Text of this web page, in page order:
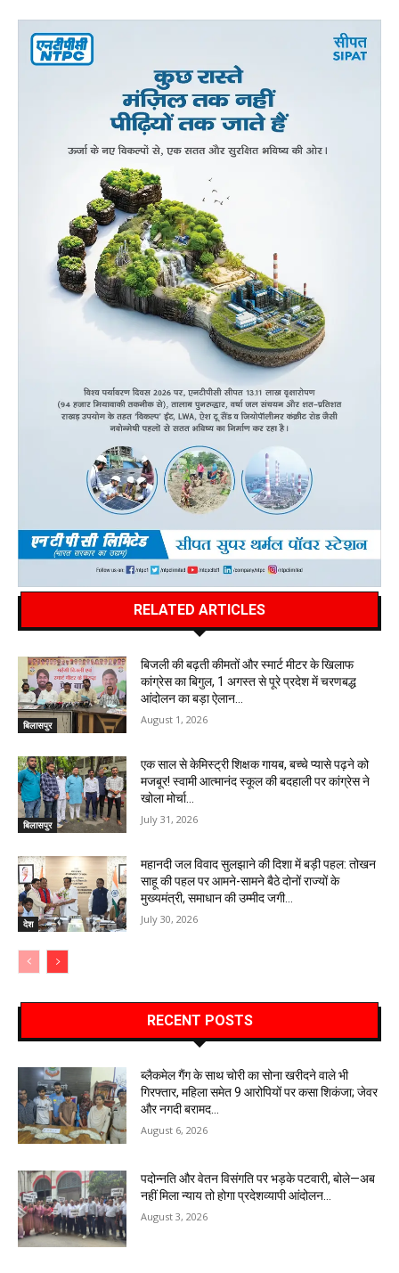
RELATED ARTICLES
बिलासपुर
बिजली की बढ़ती कीमतों और स्मार्ट मीटर के खिलाफ
कांग्रेस का बिगुल, 1 अगस्त से पूरे प्रदेश में चरणबद्ध
आंदोलन का बड़ा ऐलान…
August 1, 2026
बिलासपुर
एक साल से केमिस्ट्री शिक्षक गायब, बच्चे प्यासे पढ़ने को
मजबूर! स्वामी आत्मानंद स्कूल की बदहाली पर कांग्रेस ने
खोला मोर्चा…
July 31, 2026
देश
महानदी जल विवाद सुलझाने की दिशा में बड़ी पहल: तोखन
साहू की पहल पर आमने-सामने बैठे दोनों राज्यों के
मुख्यमंत्री, समाधान की उम्मीद जगी…
July 30, 2026
RECENT POSTS
ब्लैकमेल गैंग के साथ चोरी का सोना खरीदने वाले भी
गिरफ्तार, महिला समेत 9 आरोपियों पर कसा शिकंजा; जेवर
और नगदी बरामद…
August 6, 2026
पदोन्नति और वेतन विसंगति पर भड़के पटवारी, बोले—अब
नहीं मिला न्याय तो होगा प्रदेशव्यापी आंदोलन…
August 3, 2026